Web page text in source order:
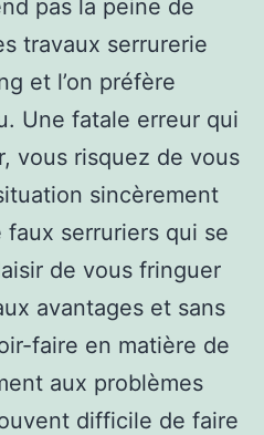
pas la peine de
travaux serrurerie
et l’on préfère
Une fatale erreur qui
vous risquez de vous
sincèrement
serruriers qui se
de vous fringuer
avantages et sans
faire en matière de
aux problèmes
difficile de faire